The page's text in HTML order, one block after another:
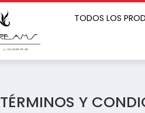
TODOS LOS
TÉRMINOS Y